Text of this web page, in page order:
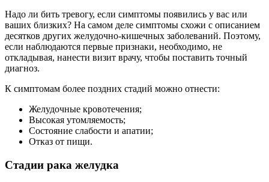
Надо ли бить тревогу, если симптомы появились у вас или
ваших близких? На самом деле симптомы схожи с описанием
десятков других желудочно-кишечных заболеваний. Поэтому,
если наблюдаются первые признаки, необходимо, не
откладывая, нанести визит врачу, чтобы поставить точный
диагноз.
К симптомам более поздних стадий можно отнести:
Желудочные кровотечения;
Высокая утомляемость;
Состояние слабости и апатии;
Отказ от пищи.
Стадии рака желудка